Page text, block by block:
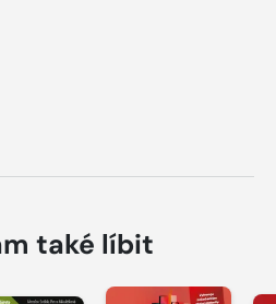
také líbit